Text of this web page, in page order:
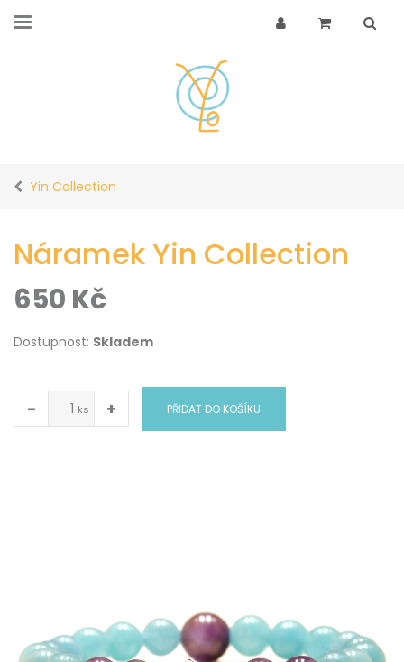
Yin Collection
Náramek Yin Collection
650 Kč
Dostupnost: Skladem
− ks + PŘIDAT DO KOŠÍKU